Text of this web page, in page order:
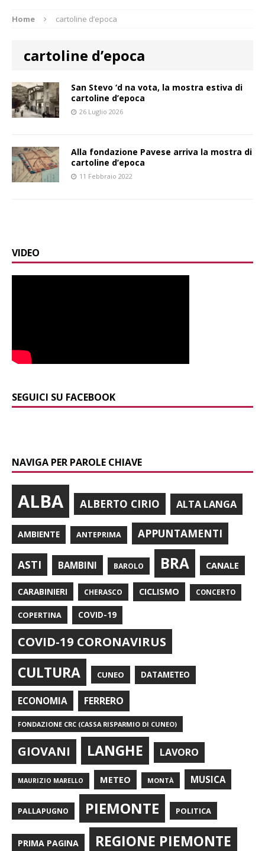
Home cartoline d’epoca
cartoline d’epoca
San Stevo ‘d na vota, la mostra estiva di
cartoline d’epoca
26 Luglio 2026
Alla fondazione Pavese arriva la mostra di
cartoline d’epoca
11 Febbraio 2022
VIDEO
SEGUICI SU FACEBOOK
NAVIGA PER PAROLE CHIAVE
ALBA ALBERTO CIRIO ALTA LANGA
AMBIENTE ANTEPRIMA APPUNTAMENTI
ASTI BAMBINI BAROLO BRA CANALE
CARABINIERI CHERASCO CICLISMO CONCERTO
COPERTINA COVID-19
COVID-19 CORONAVIRUS
CULTURA CUNEO DATAMETEO
ECONOMIA FERRERO
FONDAZIONE CRC (CASSA RISPARMIO DI CUNEO)
GIOVANI LANGHE LAVORO
MAURIZIO MARELLO METEO MONTÀ MUSICA
PALLAPUGNO PIEMONTE POLITICA
PRIMA PAGINA REGIONE PIEMONTE